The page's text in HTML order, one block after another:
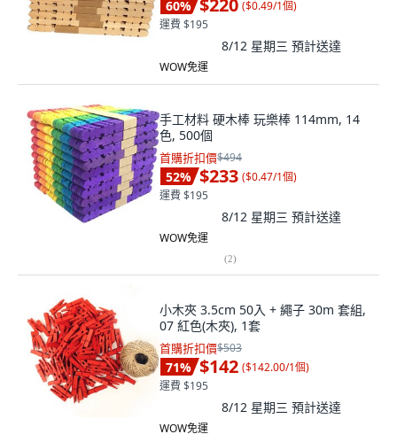
60% $220 ($0.49/1個)
運費 $195
8/12 星期三 預計送達
WOW免運
手工材料 硬木棒 玩樂棒 114mm, 14
色, 500個
首購折扣價$494
52% $233 ($0.47/1個)
運費 $195
8/12 星期三 預計送達
WOW免運
(2)
小木夾 3.5cm 50入 + 繩子 30m 套組,
07 紅色(木夾), 1套
首購折扣價$503
71% $142 ($142.00/1個)
運費 $195
8/12 星期三 預計送達
WOW免運